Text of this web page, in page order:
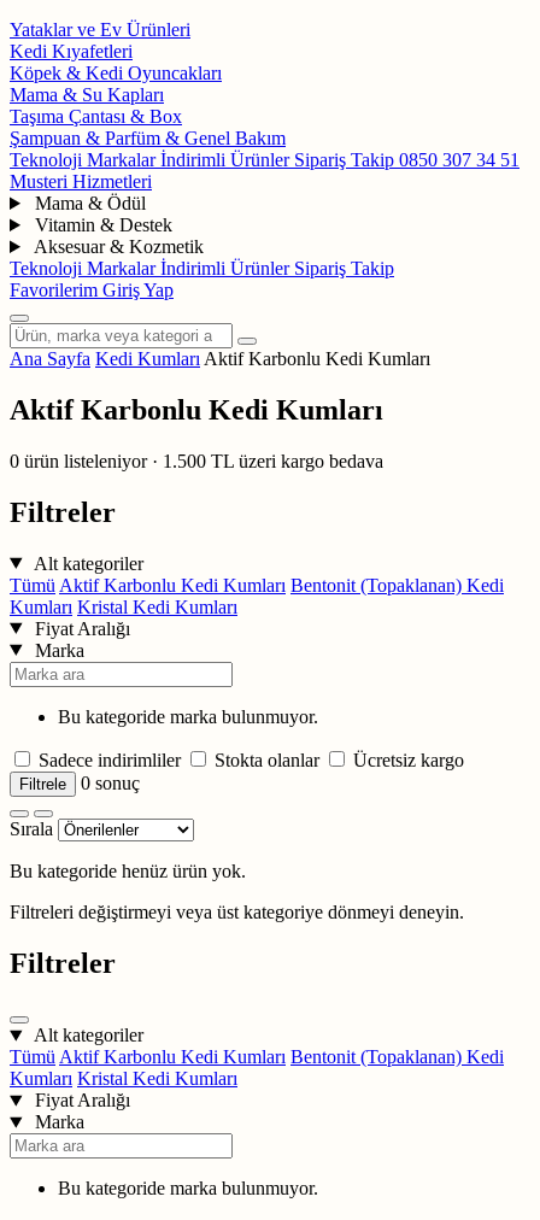
Yataklar ve Ev Ürünleri
Kedi Kıyafetleri
Köpek & Kedi Oyuncakları
Mama & Su Kapları
Taşıma Çantası & Box
Şampuan & Parfüm & Genel Bakım
Teknoloji Markalar İndirimli Ürünler Sipariş Takip 0850 307 34 51
Musteri Hizmetleri
Mama & Ödül
Vitamin & Destek
Aksesuar & Kozmetik
Teknoloji Markalarİndirimli Ürünler Sipariş Takip
Favorilerim Giriş Yap
Ana Sayfa Kedi Kumları Aktif Karbonlu Kedi Kumları
Aktif Karbonlu Kedi Kumları
0 ürün listeleniyor · 1.500 TL üzeri kargo bedava
Filtreler
Alt kategoriler
Tümü Aktif Karbonlu Kedi Kumları Bentonit (Topaklanan) Kedi
Kumları Kristal Kedi Kumları
Fiyat Aralığı
Marka
Bu kategoride marka bulunmuyor.
Sadece indirimliler Stokta olanlar Ücretsiz kargo
Filtrele 0 sonuç
Sırala
Bu kategoride henüz ürün yok.
Filtreleri değiştirmeyi veya üst kategoriye dönmeyi deneyin.
Filtreler
Alt kategoriler
TümüAktif Karbonlu Kedi Kumları Bentonit (Topaklanan) Kedi
Kumları Kristal Kedi Kumları
Fiyat Aralığı
Marka
Bu kategoride marka bulunmuyor.